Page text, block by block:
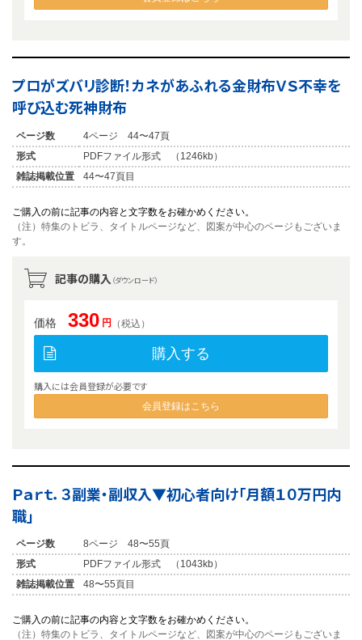
プロがズバリ診断！カネがあふれる金財布ＶＳ不幸を
呼び込む死神財布
ページ数
4ページ 44〜47頁
形式
PDFファイル形式 （1246kb）
雑誌掲載位置
44〜47頁目
ご購入の前に記事の内容と文字数をお確かめください。
（注）特集のトビラ、タイトルページなど、図案が中心のページもございま
す。
記事の購入 （ダウンロード）
価格 330 円 （税込）
購入する
購入には会員登録が必要です
会員登録はこちら
Ｐａｒｔ．３副業・副収入▼初心者向け「月額１０万円内
職」
ページ数
8ページ 48〜55頁
形式
PDFファイル形式 （1043kb）
雑誌掲載位置
48〜55頁目
ご購入の前に記事の内容と文字数をお確かめください。
（注）特集のトビラ、タイトルページなど、図案が中心のページもございま